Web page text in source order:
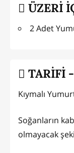
ÜZERİ
2 Adet
TARİFİ
Kıymalı
Soğanların
olmayacak